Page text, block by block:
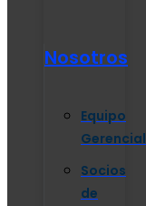
Nosotros
Equipo
Gerencial
Socios
de